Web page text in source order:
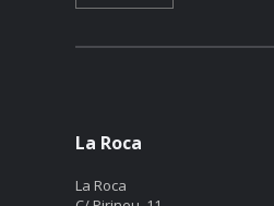
La Roca
La Roca